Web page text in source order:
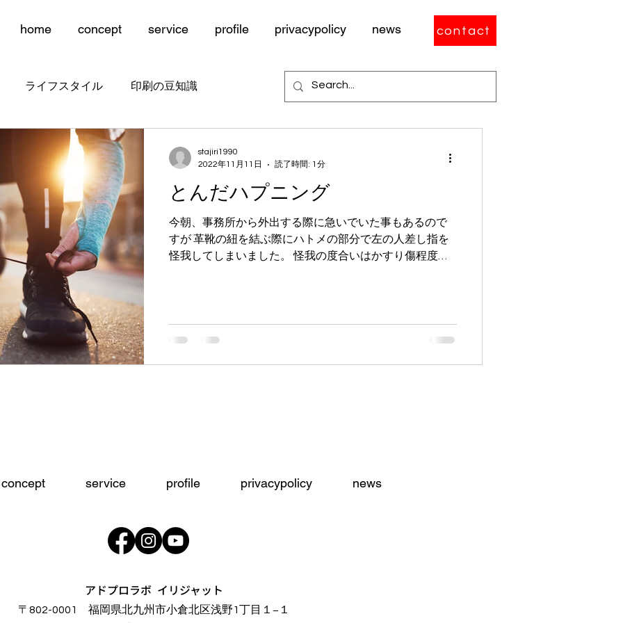
home concept service profile privacypolicy news contact
ライフスタイル 印刷の豆知識
とんだハプニング
今朝、事務所から外出する際に急いでいた事もあるので
すが 革靴の紐を結ぶ際にハトメの部分で左の人差し指を
怪我してしまいました。 怪我の度合いはかすり傷程度な
stajiri1990
2022年11月11日
読了時間: 1分
concept service profile privacypolicy news
アドプロラボ イリジャット
〒802-0001 福岡県北九州市小倉北区浅野1丁目１−１